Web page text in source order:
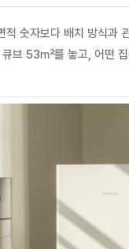
숫자보다 배치 방식과
브 53㎡를 놓고, 어떤 집